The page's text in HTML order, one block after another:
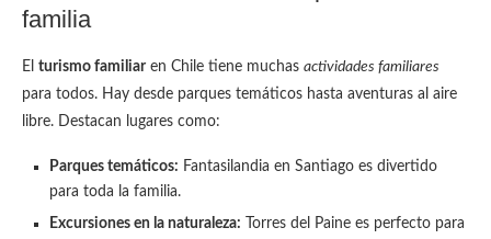
familia
El turismo familiaren Chile tiene muchas actividades familiares
para todos. Hay desde parques temáticos hasta aventuras al aire
libre. Destacan lugares como:
Parques temáticos: Fantasilandia en Santiago es divertido
para toda la familia.
Excursiones en la naturaleza: Torres del Paine es perfecto para